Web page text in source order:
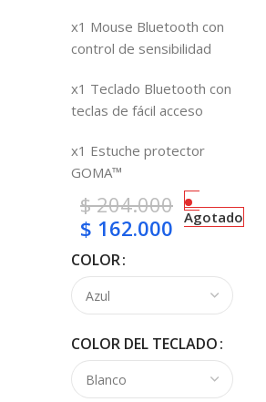
x1 Mouse Bluetooth con
control de sensibilidad
x1 Teclado Bluetooth con
teclas de fácil acceso
x1 Estuche protector
GOMA™
$204.000
$ 162.000 Agotado
COLOR
COLOR DEL TECLADO